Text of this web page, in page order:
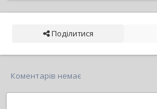
Поділитися
Коментарів немає